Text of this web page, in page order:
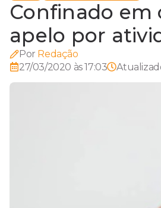
Confinado em
apelo por
Por Redação
27/03/2020 às 17:03